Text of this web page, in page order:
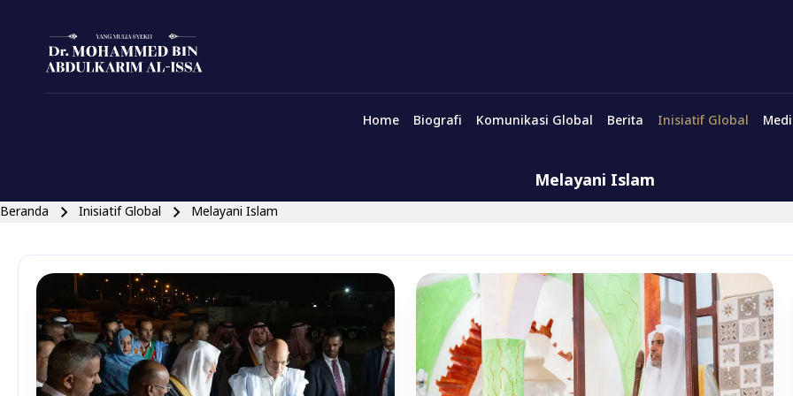
Menu Indonesian
Home Biografi Komunikasi Global Berita Inisiatif Global
Melayani Islam
Breadcrumb
Beranda Inisiatif Global Melayani Islam